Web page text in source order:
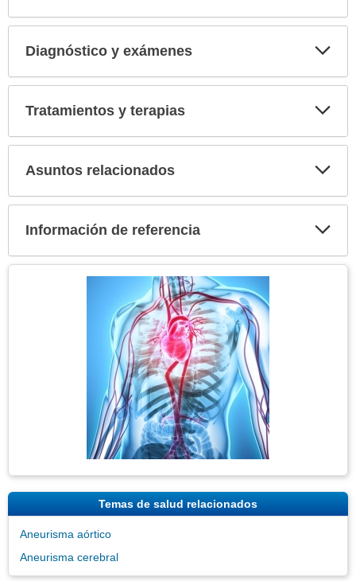
Diagnóstico y exámenes
Tratamientos y terapias
Asuntos relacionados
Información de referencia
Temas de salud relacionados
Aneurisma aórtico
Aneurisma cerebral